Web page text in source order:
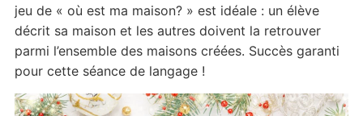
jeu de « où est ma maison? » est idéale : un élève
décrit sa maison et les autres doivent la retrouver
parmi l’ensemble des maisons créées. Succès garanti
pour cette séance de langage !